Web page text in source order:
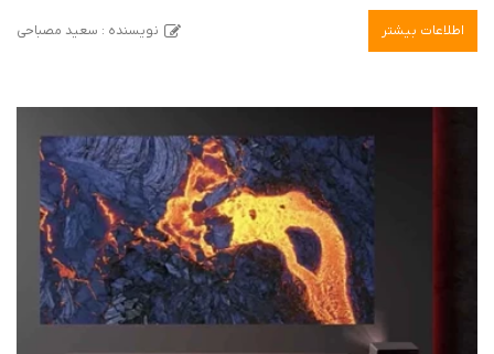
عبادتگاه‌ها مناسب است. مطمئناً می‌توانید آن را با موفقیت در خانه خود قرار دهید،
اما واقعاً برای این کار طراحی نشده است. در یک بررسی کوتاه‌تر و جداگانه، در مورد
اطلاعات بیشتر نویسنده : سعید مصباحی